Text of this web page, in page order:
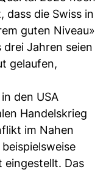
dass die Swiss in
guten Niveau»
Jahren seien
gelaufen,
den USA
Handelskrieg
im Nahen
eingestellt. Das